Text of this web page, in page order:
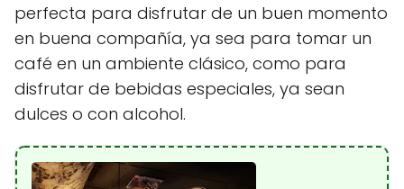
perfecta para disfrutar de un buen momento
en buena compañía, ya sea para tomar un
café en un ambiente clásico, como para
disfrutar de bebidas especiales, ya sean
dulces o con alcohol.